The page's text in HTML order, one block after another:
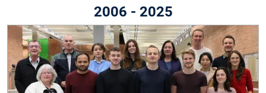
2006 - 2025